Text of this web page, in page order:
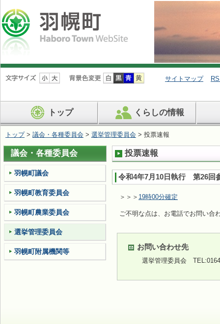
ナ
ビ
ン
を
ば
す
サイトマップ
トップ くらしの情報
トップ> 議会・各種委員会 > 選挙管理委員会 > 投票速報
投票速報
令和4年7月10日執行 第26回
＞＞＞ 19時00分確定
ご不明な点は、お電話でお問い合
お問い合わせ先
選挙管理委員会
議会・各種委員会
羽幌町議会
羽幌町教育委員会
羽幌町農業委員会
選挙管理委員会
羽幌町附属機関等